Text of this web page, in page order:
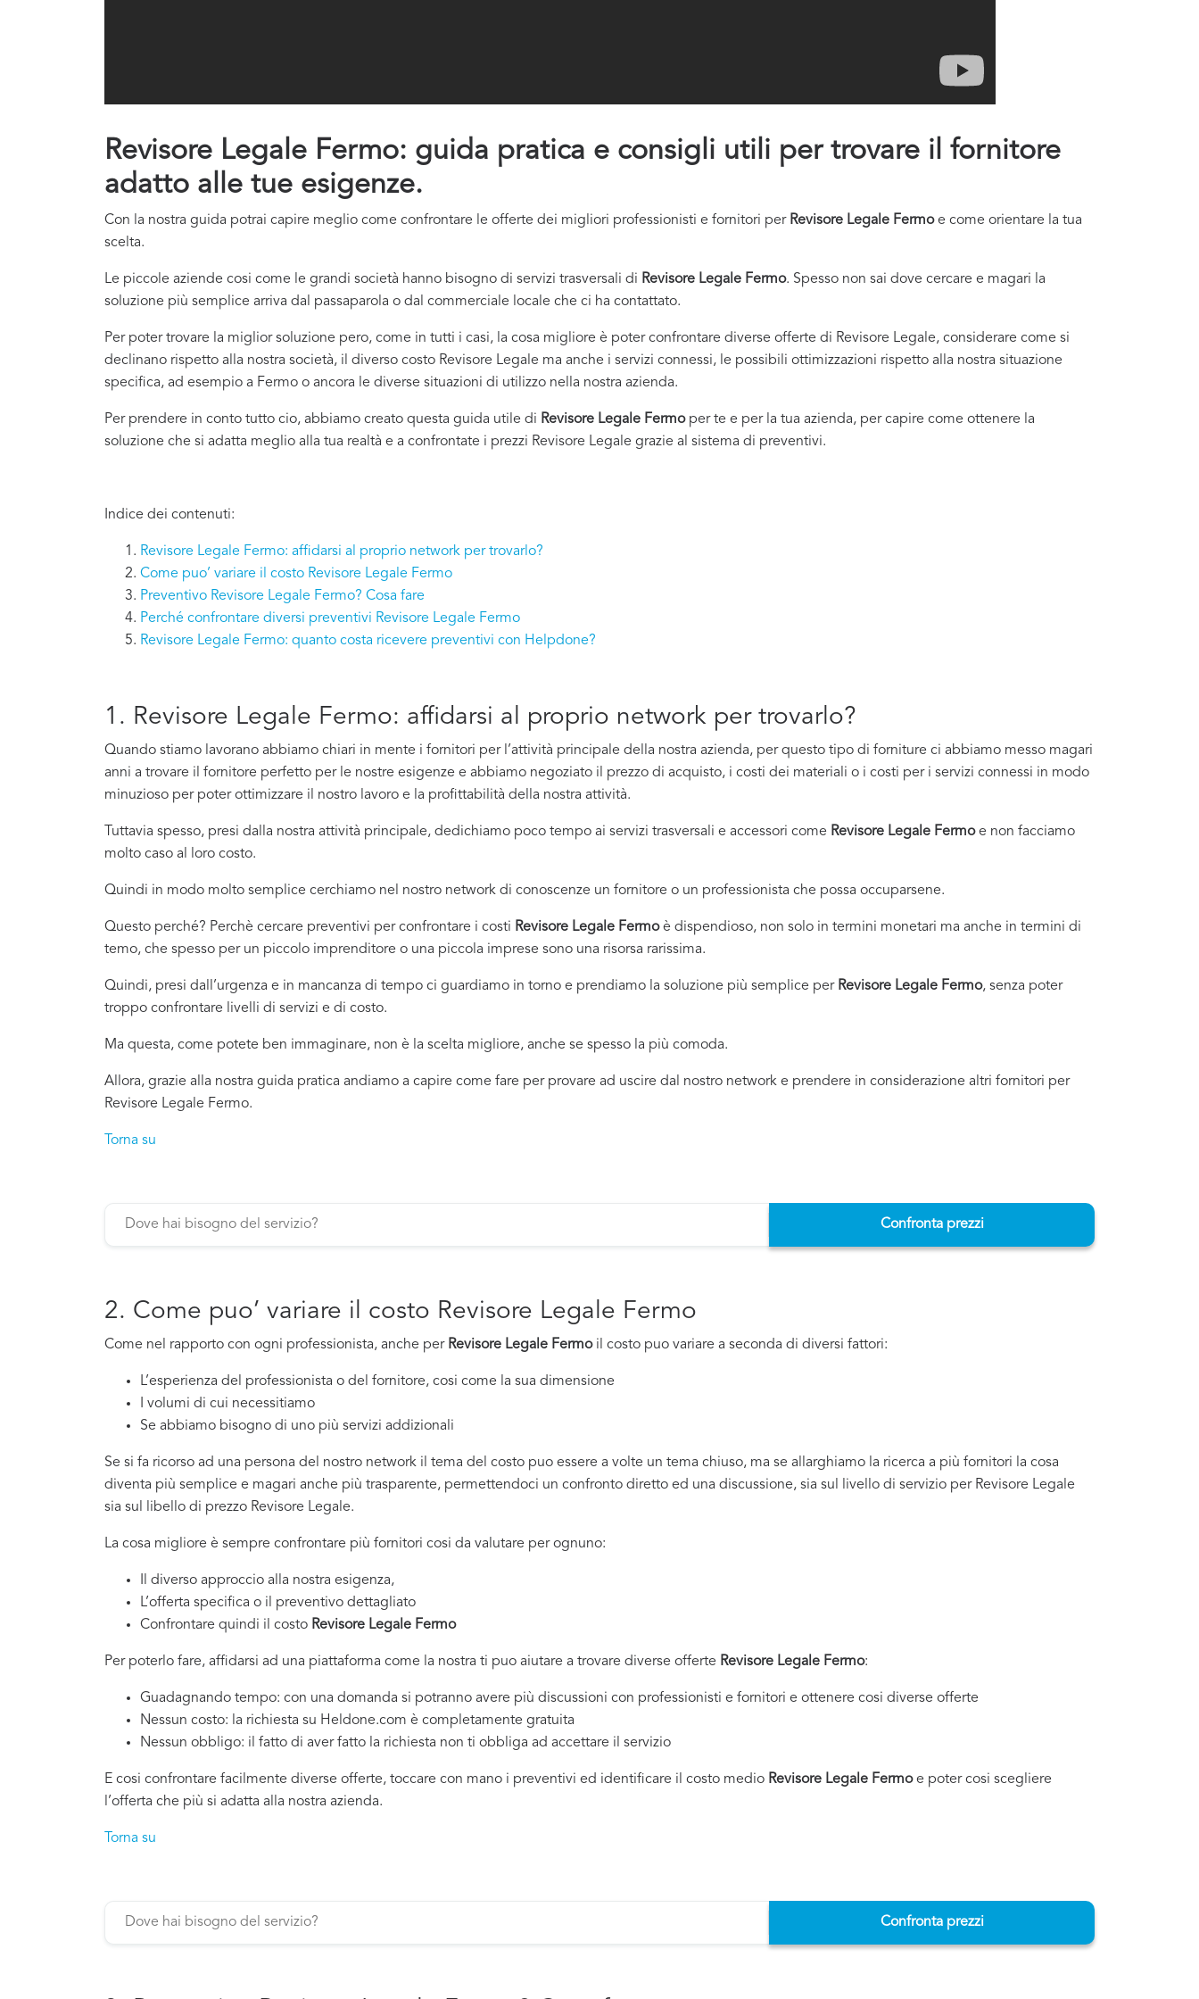
Revisore Legale Fermo: guida pratica e consigli utili per trovare il fornitore
adatto alle tue esigenze.
Con la nostra guida potrai capire meglio come confrontare le offerte dei migliori professionisti e fornitori per Revisore Legale Fermoe come orientare la tua
scelta.
Le piccole aziende cosi come le grandi società hanno bisogno di servizi trasversali di Revisore Legale Fermo. Spesso non sai dove cercare e magari la
soluzione più semplice arriva dal passaparola o dal commerciale locale che ci ha contattato.
Per poter trovare la miglior soluzione pero, come in tutti i casi, la cosa migliore è poter confrontare diverse offerte di Revisore Legale, considerare come si
declinano rispetto alla nostra società, il diverso costo Revisore Legale ma anche i servizi connessi, le possibili ottimizzazioni rispetto alla nostra situazione
specifica, ad esempio a Fermo o ancora le diverse situazioni di utilizzo nella nostra azienda.
Per prendere in conto tutto cio, abbiamo creato questa guida utile di Revisore Legale Fermoper te e per la tua azienda, per capire come ottenere la
soluzione che si adatta meglio alla tua realtà e a confrontate i prezzi Revisore Legale grazie al sistema di preventivi.
Indice dei contenuti:
Revisore Legale Fermo: affidarsi al proprio network per trovarlo?
Come puo’ variare il costo Revisore Legale Fermo
Preventivo Revisore Legale Fermo? Cosa fare
Perché confrontare diversi preventivi Revisore Legale Fermo
Revisore Legale Fermo: quanto costa ricevere preventivi con Helpdone?
1. Revisore Legale Fermo: affidarsi al proprio network per trovarlo?
Quando stiamo lavorano abbiamo chiari in mente i fornitori per l’attività principale della nostra azienda, per questo tipo di forniture ci abbiamo messo magari
anni a trovare il fornitore perfetto per le nostre esigenze e abbiamo negoziato il prezzo di acquisto, i costi dei materiali o i costi per i servizi connessi in modo
minuzioso per poter ottimizzare il nostro lavoro e la profittabilità della nostra attività.
Tuttavia spesso, presi dalla nostra attività principale, dedichiamo poco tempo ai servizi trasversali e accessori come Revisore Legale Fermoe non facciamo
molto caso al loro costo.
Quindi in modo molto semplice cerchiamo nel nostro network di conoscenze un fornitore o un professionista che possa occuparsene.
Questo perché? Perchè cercare preventivi per confrontare i costi Revisore Legale Fermoè dispendioso, non solo in termini monetari ma anche in termini di
temo, che spesso per un piccolo imprenditore o una piccola imprese sono una risorsa rarissima.
Quindi, presi dall’urgenza e in mancanza di tempo ci guardiamo in torno e prendiamo la soluzione più semplice per Revisore Legale Fermo, senza poter
troppo confrontare livelli di servizi e di costo.
Ma questa, come potete ben immaginare, non è la scelta migliore, anche se spesso la più comoda.
Allora, grazie alla nostra guida pratica andiamo a capire come fare per provare ad uscire dal nostro network e prendere in considerazione altri fornitori per
Revisore Legale Fermo.
Torna su
Confronta prezzi
2. Come puo’ variare il costo Revisore Legale Fermo
Come nel rapporto con ogni professionista, anche per Revisore Legale Fermoil costo puo variare a seconda di diversi fattori:
L’esperienza del professionista o del fornitore, cosi come la sua dimensione
I volumi di cui necessitiamo
Se abbiamo bisogno di uno più servizi addizionali
Se si fa ricorso ad una persona del nostro network il tema del costo puo essere a volte un tema chiuso, ma se allarghiamo la ricerca a più fornitori la cosa
diventa più semplice e magari anche più trasparente, permettendoci un confronto diretto ed una discussione, sia sul livello di servizio per Revisore Legale
sia sul libello di prezzo Revisore Legale.
La cosa migliore è sempre confrontare più fornitori cosi da valutare per ognuno:
Il diverso approccio alla nostra esigenza,
L’offerta specifica o il preventivo dettagliato
Confrontare quindi il costo Revisore Legale Fermo
Per poterlo fare, affidarsi ad una piattaforma come la nostra ti puo aiutare a trovare diverse offerte Revisore Legale Fermo:
Guadagnando tempo: con una domanda si potranno avere più discussioni con professionisti e fornitori e ottenere cosi diverse offerte
Nessun costo: la richiesta su Heldone.com è completamente gratuita
Nessun obbligo: il fatto di aver fatto la richiesta non ti obbliga ad accettare il servizio
E cosi confrontare facilmente diverse offerte, toccare con mano i preventivi ed identificare il costo medio Revisore Legale Fermoe poter cosi scegliere
l’offerta che più si adatta alla nostra azienda.
Torna su
Confronta prezzi